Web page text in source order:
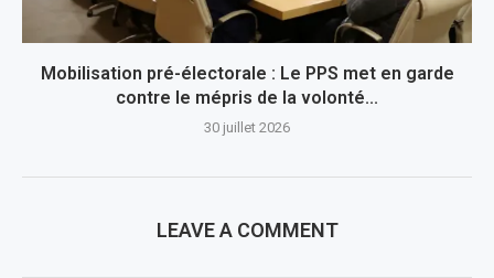
Mobilisation pré-électorale : Le PPS met en garde
contre le mépris de la volonté...
30 juillet 2026
LEAVE A COMMENT